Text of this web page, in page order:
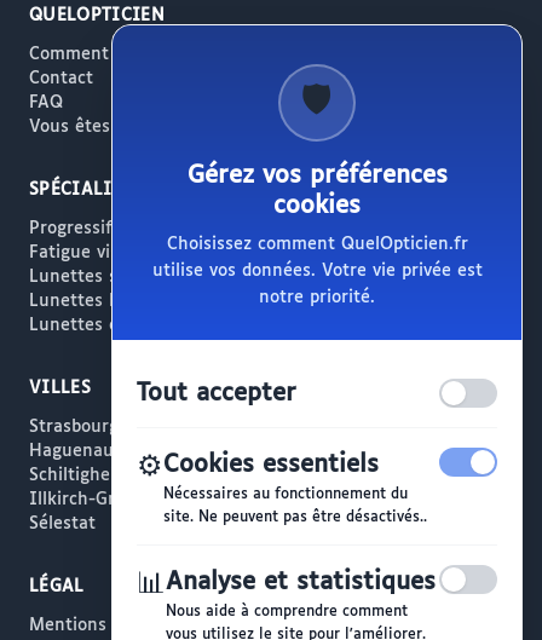
QUELOPTICIEN
Comment ça marche
Contact
FAQ
Vous êtes opticien ?
SPÉCIALITÉS
Progressifs / Presbytie
Fatigue visuelle / Écrans
Lunettes solaires
Lunettes haut de gamme
Lunettes créateur
VILLES
Strasbourg
Haguenau
Schiltigheim
Illkirch-Graffenstaden
Sélestat
LÉGAL
Mentions légales
🛡️
Gérez vos préférences
cookies
Choisissez comment QuelOpticien.fr
utilise vos données. Votre vie privée est
notre priorité.
Tout accepter
⚙️Cookies essentiels
Nécessaires au fonctionnement du
site. Ne peuvent pas être désactivés..
📊Analyse et statistiques
Nous aide à comprendre comment
vous utilisez le site pour l'améliorer.